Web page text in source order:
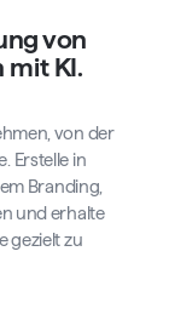
von
mit KI.
von der
Erstelle in
Branding,
und erhalte
gezielt zu